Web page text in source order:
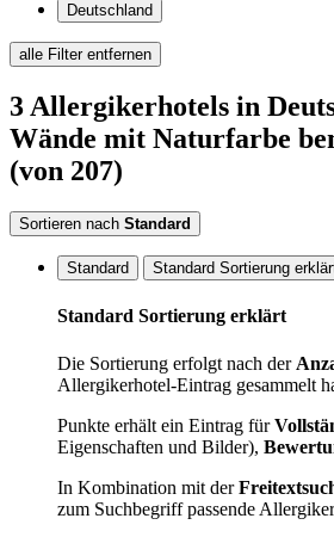
Deutschland
alle Filter entfernen
3 Allergikerhotels in
Wände mit Naturfarbe
(von 207)
Sortieren nach Standard
Standard Standard Sortierung
Standard Sortierung erklärt
Die Sortierung erfolgt nach der
Allergikerhotel-Eintrag gesammelt
Punkte erhält ein Eintrag für
Eigenschaften und Bilder),
In Kombination mit der
zum Suchbegriff passende